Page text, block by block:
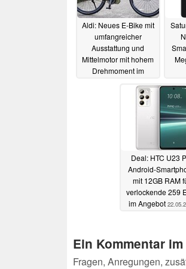
Aldi: Neues E-Bike mit
umfangreicher
Ausstattung und
Mittelmotor mit hohem
Drehmoment im
Deal: HTC U23
Android-
mit 12GB RAM
verlockende 259
im Angebot
Ein Kommentar
Fragen, Anregungen,